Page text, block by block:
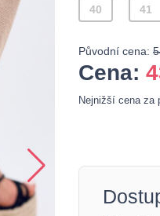
40 41
Původní cena:
Cena:
Nejnižší cena za